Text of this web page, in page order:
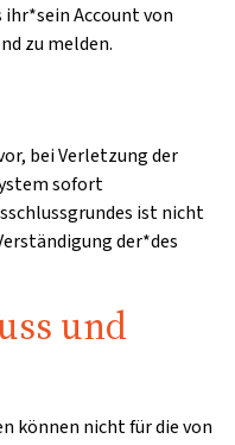
Account von
zu melden.
bei Verletzung der
sofort
ist nicht
der*des
und
können nicht für die von